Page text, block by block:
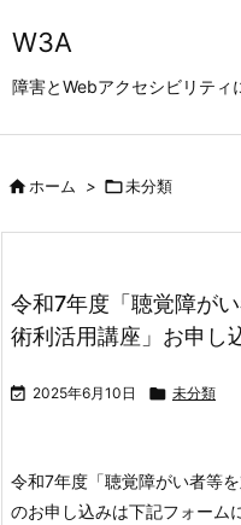
W3A
障害とWebアクセシビリティ
ホーム > 未分類
令和7年度「聴覚障が
術利活用講座」お申し
 2025年6月10日  未分類
令和7年度「聴覚障がい者等
のお申し込みは下記フォーム